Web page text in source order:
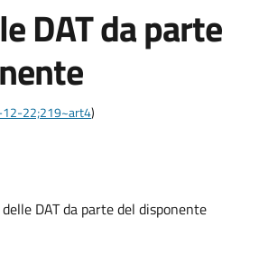
DAT da parte
12-22;219~art4)
DAT da parte del disponente